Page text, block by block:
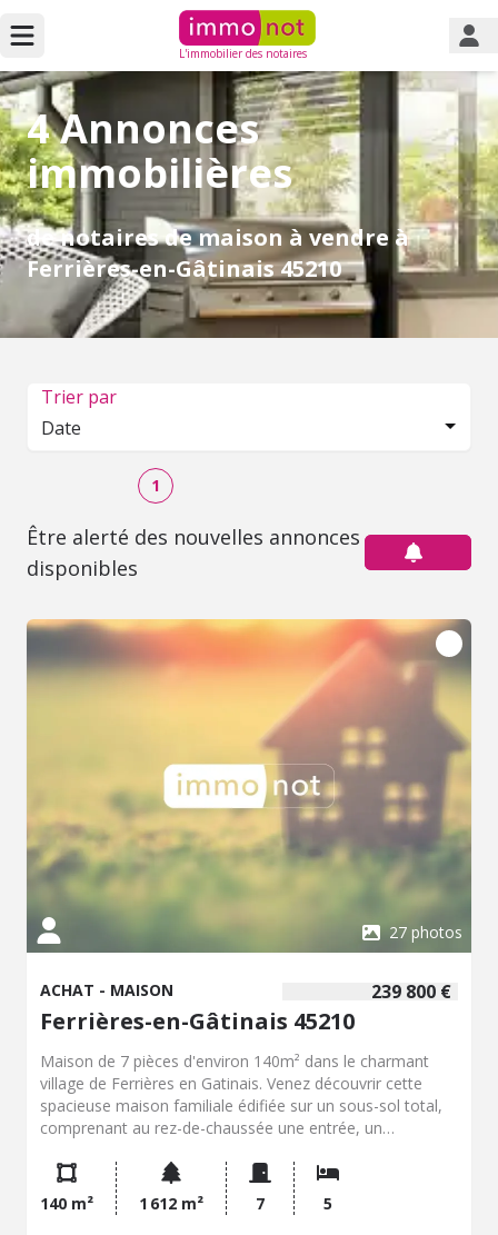
L'immobilier des notaires
4 Annonces
immobilières
de notaires de maison à vendre à
Ferrières-en-Gâtinais 45210
Trier par
Date
1
Être alerté des nouvelles annonces
disponibles
27 photos
239 800 €
ACHAT - MAISON
Ferrières-en-Gâtinais 45210
Maison de 7 pièces d'environ 140m² dans le charmant
village de Ferrières en Gatinais. Venez découvrir cette
spacieuse maison familiale édifiée sur un sous-sol total,
comprenant au rez-de-chaussée une entrée, un
salle d'eau et un WC. L'étage vous offre quatre belles
chambres, un palier et une salle d'eau. Sous-sol total,
compartimenté en garage, atelier, cave et buanderie.
140 m² 1 612 m² 7 5